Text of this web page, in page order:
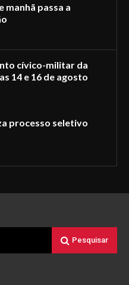
manhã passa a
cívico-militar da
14 e 16 de agosto
processo seletivo
Pesquisar